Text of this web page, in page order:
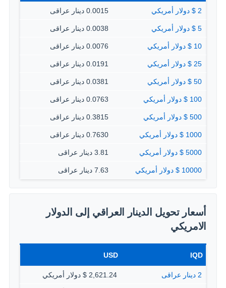
2 $ دولار أمريكي 0.0015 دينار عراقى
5 $ دولار أمريكي 0.0038 دينار عراقى
10 $ دولار أمريكي 0.0076 دينار عراقى
25 $ دولار أمريكي 0.0191 دينار عراقى
50 $ دولار أمريكي 0.0381 دينار عراقى
100 $ دولار أمريكي 0.0763 دينار عراقى
500 $ دولار أمريكي 0.3815 دينار عراقى
1000 $ دولار أمريكي 0.7630 دينار عراقى
5000 $ دولار أمريكي 3.81 دينار عراقى
10000 $ دولار أمريكي 7.63 دينار عراقى
أسعار تحويل الدينار العراقي إلى الدولار
الامريكي
IQD
USD
2 دينار عراقى 2,621.24 $ دولار أمريكي